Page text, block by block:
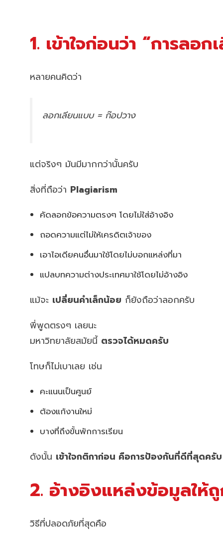
1. เข้าใจก่อนว่า “การลอ
หลายคนคิดว่า
ลอกเลียนแบบ = ก๊อปวาง
แต่จริงๆ มันมีมากกว่านั้นครับ
สิ่งที่ถือว่า Plagiarism
คัดลอกข้อความตรงๆ โดยไม่ใส่อ้างอิง
ถอดความแต่ไม่ให้เครดิตเจ้าของ
เอาไอเดียคนอื่นมาใช้โดยไม่บอกแหล่งที่มา
แปลบทความต่างประเทศมาใช้โดยไม่อ้างอิง
แม้จะ เปลี่ยนคำเล็กน้อย ก็ยังถือว่าลอกครับ
พี่พูดตรงๆ เลยนะ
มหาวิทยาลัยสมัยนี้ ตรวจได้หมดครับ
โทษก็ไม่เบาเลย เช่น
คะแนนเป็นศูนย์
ต้องแก้งานใหม่
บางที่ถึงขั้นพักการเรียน
ดังนั้น เข้าใจกติกาก่อน คือการป้องกันที่ดีที่สุดครับ
2. อ้างอิงแหล่งข้อมูลให้
วิธีที่ปลอดภัยที่สุดคือ